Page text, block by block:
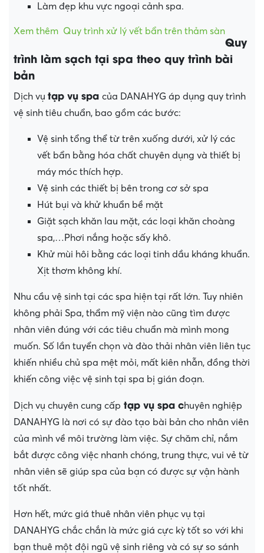
Làm đẹp khu vực ngoại cảnh spa.
Xem thêm Quy trình xử lý vết bẩn trên thảm sàn
Quy
trình làm sạch tại spa theo quy trình bài
bản
Dịch vụ tạp vụ spa của DANAHYG áp dụng quy trình
vệ sinh tiêu chuẩn, bao gồm các bước:
Vệ sinh tổng thể từ trên xuống dưới, xử lý các
vết bẩn bằng hóa chất chuyên dụng và thiết bị
máy móc thích hợp.
Vệ sinh các thiết bị bên trong cơ sở spa
Hút bụi và khử khuẩn bề mặt
Giặt sạch khăn lau mặt, các loại khăn choàng
spa,…Phơi nắng hoặc sấy khô.
Khử mùi hôi bằng các loại tinh dầu kháng khuẩn.
Xịt thơm không khí.
Nhu cầu vệ sinh tại các spa hiện tại rất lớn. Tuy nhiên
không phải Spa, thẩm mỹ viện nào cũng tìm được
nhân viên đúng với các tiêu chuẩn mà mình mong
muốn. Số lần tuyển chọn và đào thải nhân viên liên tục
khiến nhiều chủ spa mệt mỏi, mất kiên nhẫn, đồng thời
khiến công việc vệ sinh tại spa bị gián đoạn.
Dịch vụ chuyên cung cấp tạp vụ spa chuyên nghiệp
DANAHYG là nơi có sự đào tạo bài bản cho nhân viên
của mình về môi trường làm việc. Sự chăm chỉ, nắm
bắt được công việc nhanh chóng, trung thực, vui vẻ từ
nhân viên sẽ giúp spa của bạn có được sự vận hành
tốt nhất.
Hơn hết, mức giá thuê nhân viên phục vụ tại
DANAHYG chắc chắn là mức giá cực kỳ tốt so với khi
bạn thuê một đội ngũ vệ sinh riêng và có sự so sánh